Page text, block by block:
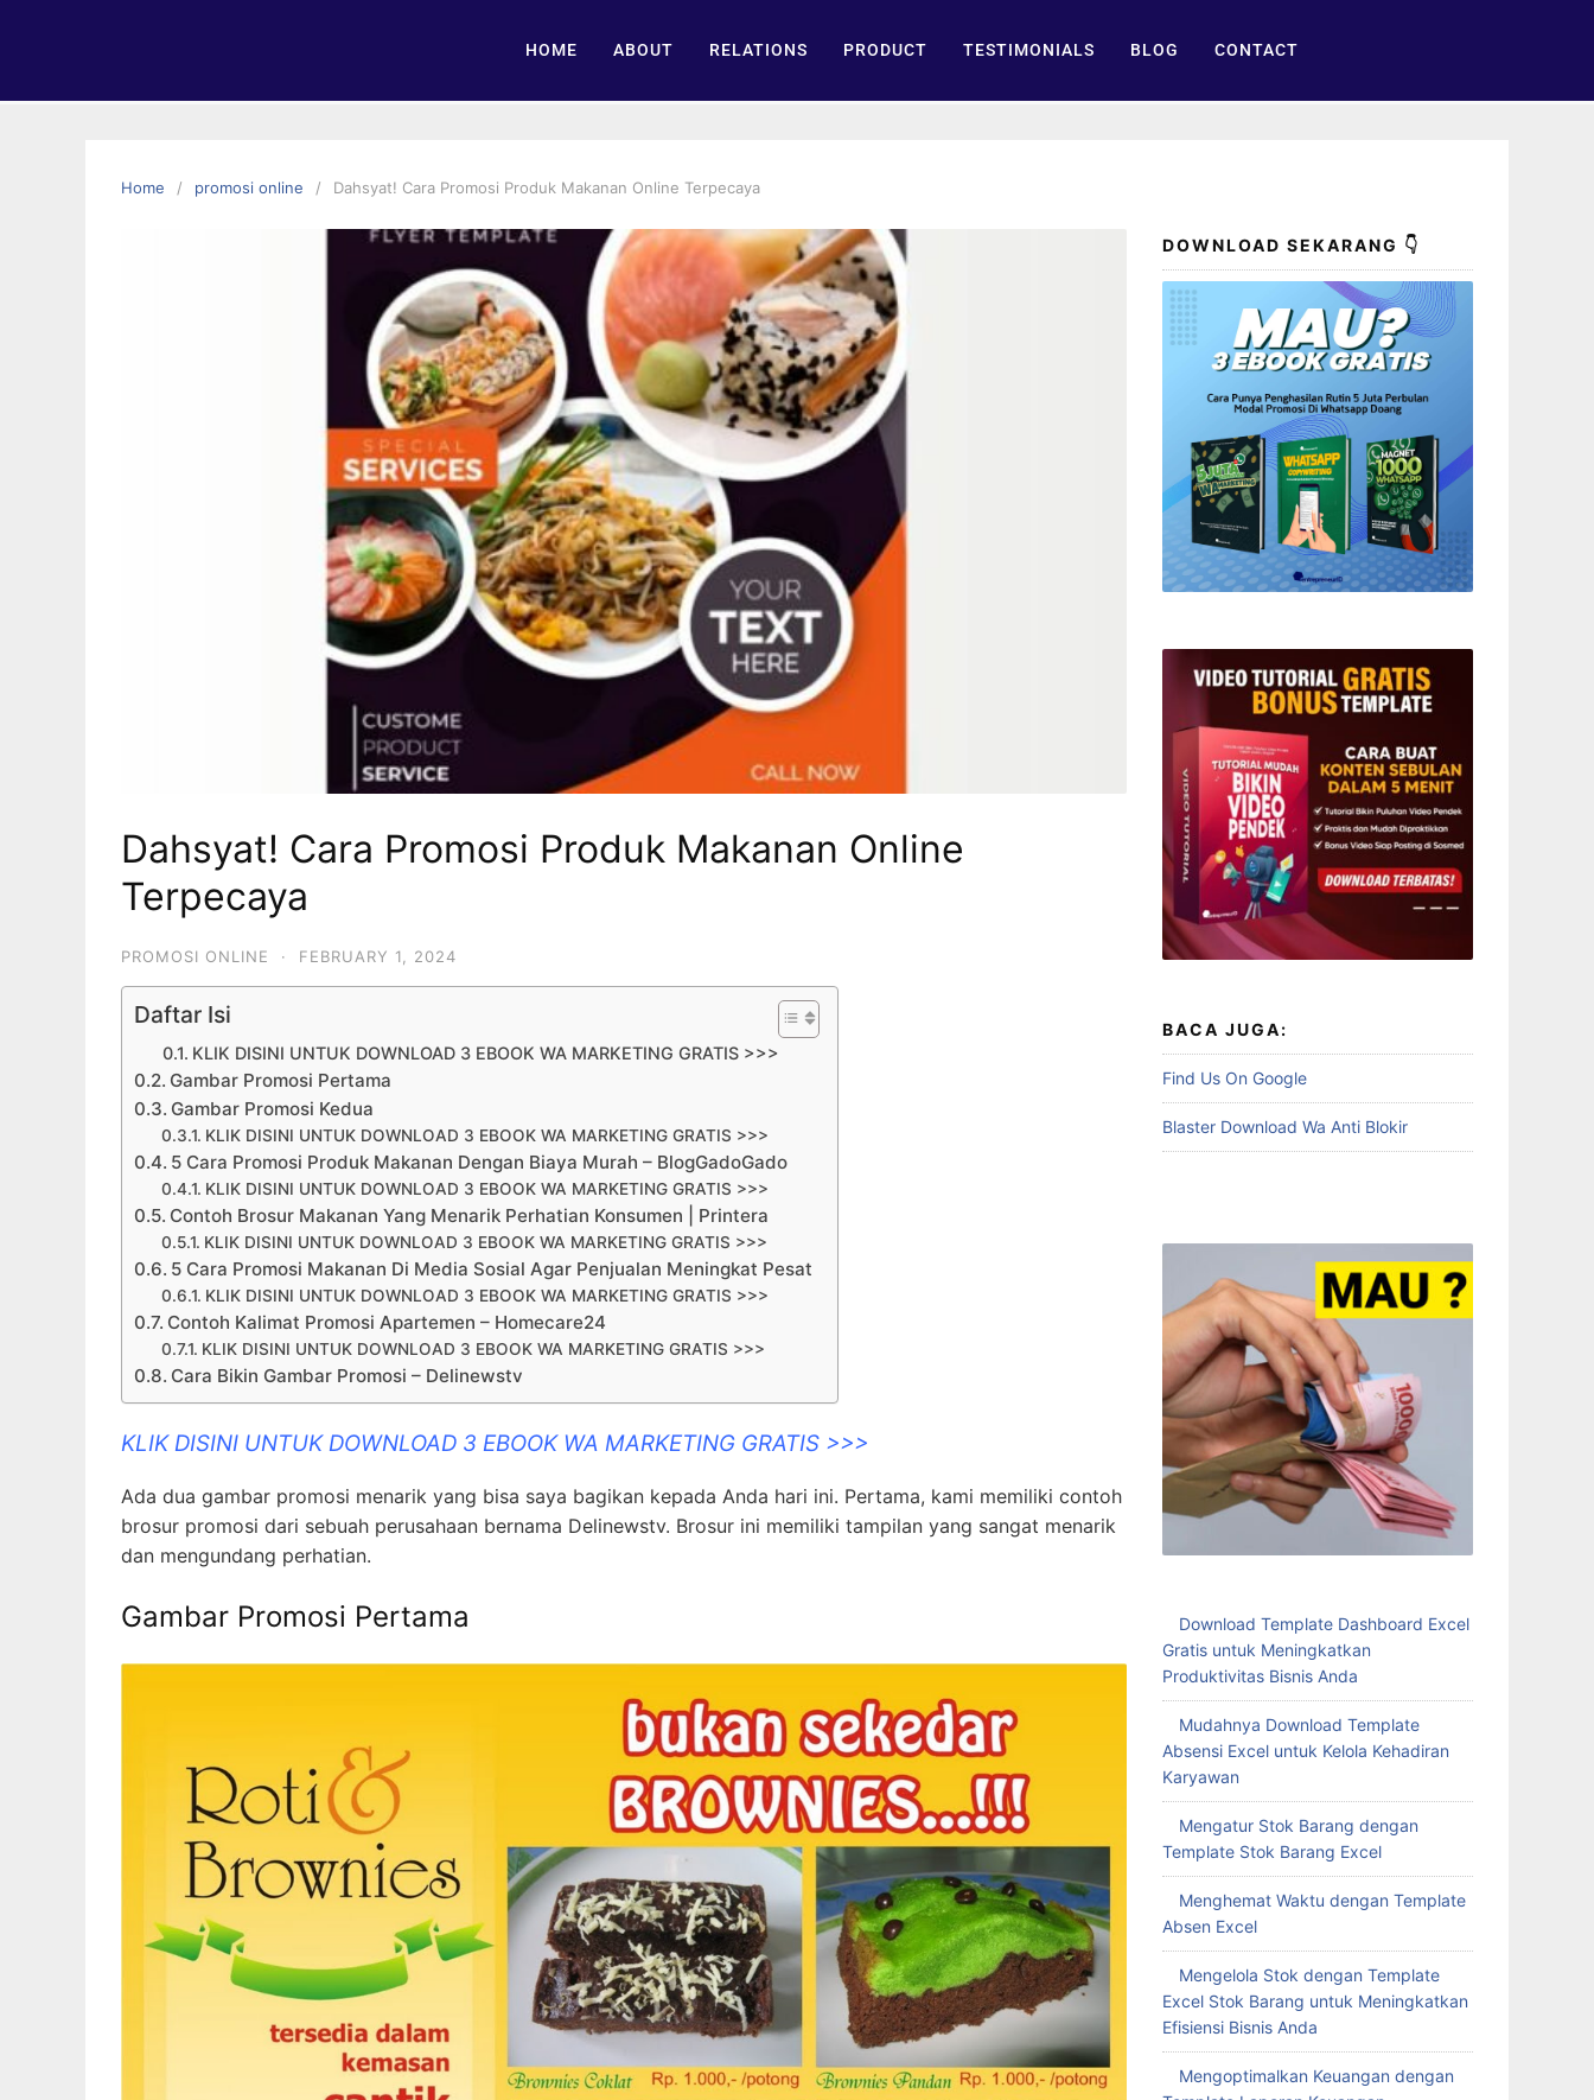
HOME ABOUT RELATIONS PRODUCT TESTIMONIALS BLOG CONTACT
Home promosi online Dahsyat! Cara Promosi Produk Makanan Online Terpecaya
Dahsyat! Cara Promosi Produk Makanan Online
Terpecaya
PROMOSI ONLINE · FEBRUARY 1, 2024
Daftar Isi
KLIK DISINI UNTUK DOWNLOAD 3 EBOOK WA MARKETING GRATIS >>>
Gambar Promosi Pertama
Gambar Promosi Kedua
KLIK DISINI UNTUK DOWNLOAD 3 EBOOK WA MARKETING GRATIS >>>
5 Cara Promosi Produk Makanan Dengan Biaya Murah – BlogGadoGado
KLIK DISINI UNTUK DOWNLOAD 3 EBOOK WA MARKETING GRATIS >>>
Contoh Brosur Makanan Yang Menarik Perhatian Konsumen | Printera
KLIK DISINI UNTUK DOWNLOAD 3 EBOOK WA MARKETING GRATIS >>>
5 Cara Promosi Makanan Di Media Sosial Agar Penjualan Meningkat Pesat
KLIK DISINI UNTUK DOWNLOAD 3 EBOOK WA MARKETING GRATIS >>>
Contoh Kalimat Promosi Apartemen – Homecare24
KLIK DISINI UNTUK DOWNLOAD 3 EBOOK WA MARKETING GRATIS >>>
Cara Bikin Gambar Promosi – Delinewstv
KLIK DISINI UNTUK DOWNLOAD 3 EBOOK WA MARKETING GRATIS >>>
Ada dua gambar promosi menarik yang bisa saya bagikan kepada Anda hari ini. Pertama, kami memiliki contoh
brosur promosi dari sebuah perusahaan bernama Delinewstv. Brosur ini memiliki tampilan yang sangat menarik
dan mengundang perhatian.
Gambar Promosi Pertama
DOWNLOAD SEKARANG 👇
BACA JUGA:
Find Us On Google
Blaster Download Wa Anti Blokir
Download Template Dashboard Excel
Gratis untuk Meningkatkan
Produktivitas Bisnis Anda
Mudahnya Download Template
Absensi Excel untuk Kelola Kehadiran
Karyawan
Mengatur Stok Barang dengan
Template Stok Barang Excel
Menghemat Waktu dengan Template
Absen Excel
Mengelola Stok dengan Template
Excel Stok Barang untuk Meningkatkan
Efisiensi Bisnis Anda
Mengoptimalkan Keuangan dengan